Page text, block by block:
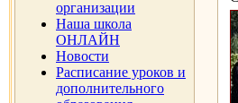
организации
Наша школа
ОНЛАЙН
Новости
Расписание уроков и
дополнительного